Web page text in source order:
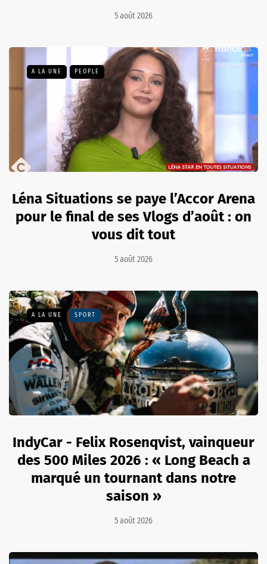
5 août 2026
A LA UNE PEOPLE
Léna Situations se paye l’Accor Arena
pour le final de ses Vlogs d’août : on
vous dit tout
5 août 2026
A LA UNE SPORT
IndyCar - Felix Rosenqvist, vainqueur
des 500 Miles 2026 : « Long Beach a
marqué un tournant dans notre
saison »
5 août 2026